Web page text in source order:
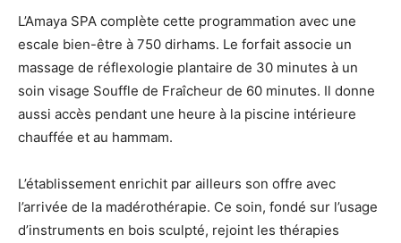
L’Amaya SPA complète cette programmation avec une
escale bien-être à 750 dirhams. Le forfait associe un
massage de réflexologie plantaire de 30 minutes à un
soin visage Souffle de Fraîcheur de 60 minutes. Il donne
aussi accès pendant une heure à la piscine intérieure
chauffée et au hammam.
L’établissement enrichit par ailleurs son offre avec
l’arrivée de la madérothérapie. Ce soin, fondé sur l’usage
d’instruments en bois sculpté, rejoint les thérapies